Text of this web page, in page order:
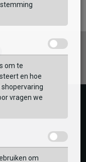
om de
om te
en hoe
vragen we
om